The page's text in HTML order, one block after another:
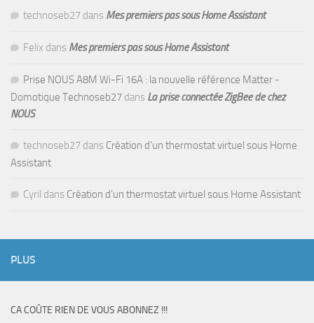
technoseb27 dans Mes premiers pas sous Home Assistant
Felix dans Mes premiers pas sous Home Assistant
Prise NOUS A8M Wi-Fi 16A : la nouvelle référence Matter -
Domotique Technoseb27 dans La prise connectée ZigBee de chez
NOUS
technoseb27 dans Création d’un thermostat virtuel sous Home
Assistant
Cyril dans Création d’un thermostat virtuel sous Home Assistant
PLUS
CA COÛTE RIEN DE VOUS ABONNEZ !!!